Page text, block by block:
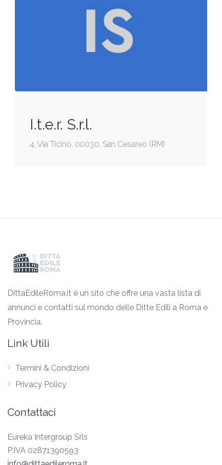
I.t.e.r. S.r.l.
4, Via Ticino, 00030, San Cesareo (RM)
DittaEdileRoma.it è un sito che offre una vasta lista di
annunci e contatti sul mondo delle Ditte Edili a Roma e
Provincia.
Link Utili
Termini & Condizioni
Privacy Policy
Contattaci
Eureka Intergroup Srls
P.IVA 02871390593